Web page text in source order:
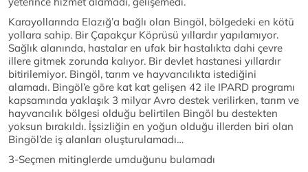
Karayollarında Elazığ’a bağlı olan Bingöl, bölgedeki en kötü
yollara sahip. Bir Çapakçur Köprüsü yıllardır yapılamıyor.
Sağlık alanında, hastalar en ufak bir hastalıkta dahi çevre
illere gitmek zorunda kalıyor. Bir devlet hastanesi yıllardır
bitirilemiyor. Bingöl, tarım ve hayvancılıkta istediğini
alamadı. Bingöl’e göre kat kat gelişen 42 ile IPARD programı
kapsamında yaklaşık 3 milyar Avro destek verilirken, tarım ve
hayvancılık bölgesi olduğu belirtilen Bingöl bu destekten
yoksun bırakıldı. İşsizliğin en yoğun olduğu illerden biri olan
Bingöl’de iş alanları oluşturulamadı…
3-Seçmen mitinglerde umduğunu bulamadı